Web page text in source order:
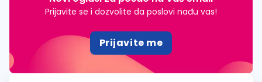
Prijavite se i dozvolite da poslovi nađu vas!
Prijavite me